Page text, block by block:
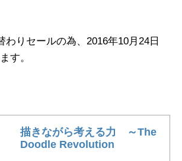
わりセールの為、2016年10月24日
す。
描きながら考える力 ～The
Doodle Revolution